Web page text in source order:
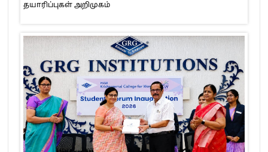
தயாரிப்புகள் அறிமுகம்